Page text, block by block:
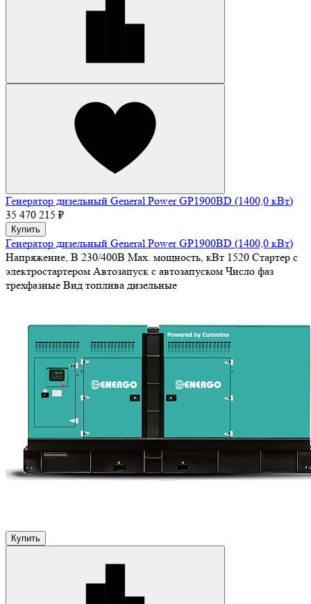
Генератор дизельный General Power GP1900BD (1400,0 кВт)
35 470 215 ₽
Купить
Генератор дизельный General Power GP1900BD (1400,0 кВт)
Напряжение, В 230/400В Max. мощность, кВт 1520 Стартер с
электростартером Автозапуск с автозапуском Число фаз
трехфазные Вид топлива дизельные
Купить